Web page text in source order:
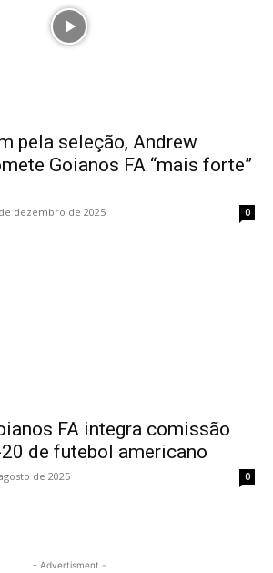
pela seleção, Andrew
Goianos FA “mais forte”
dezembro de 2025 0
FA integra comissão
de futebol americano
de 2025 0
- Advertisment -